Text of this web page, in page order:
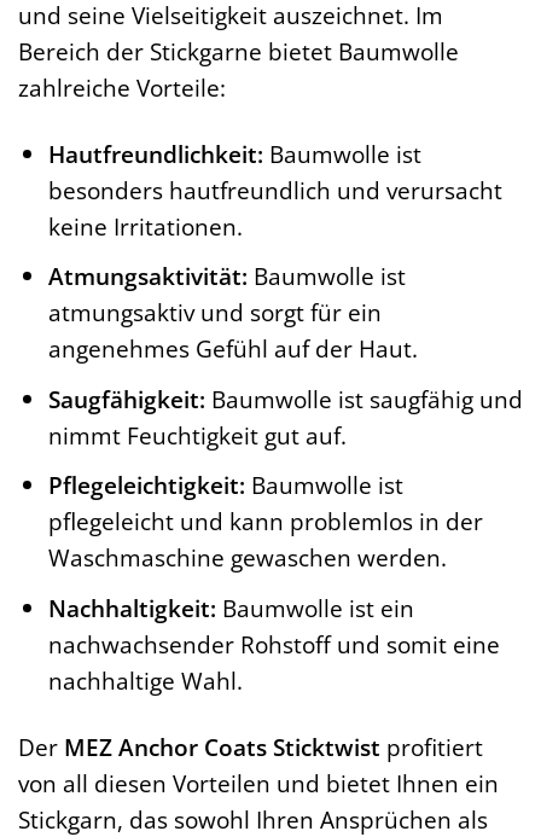
und seine Vielseitigkeit auszeichnet. Im
Bereich der Stickgarne bietet Baumwolle
zahlreiche Vorteile:
Hautfreundlichkeit: Baumwolle ist
besonders hautfreundlich und verursacht
keine Irritationen.
Atmungsaktivität: Baumwolle ist
atmungsaktiv und sorgt für ein
angenehmes Gefühl auf der Haut.
Saugfähigkeit: Baumwolle ist saugfähig und
nimmt Feuchtigkeit gut auf.
Pflegeleichtigkeit: Baumwolle ist
pflegeleicht und kann problemlos in der
Waschmaschine gewaschen werden.
Nachhaltigkeit: Baumwolle ist ein
nachwachsender Rohstoff und somit eine
nachhaltige Wahl.
Der MEZ Anchor Coats Sticktwist profitiert
von all diesen Vorteilen und bietet Ihnen ein
Stickgarn, das sowohl Ihren Ansprüchen als